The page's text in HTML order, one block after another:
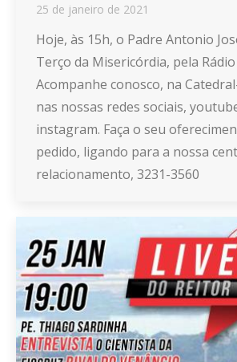
25 de janeiro de 2021
Hoje, às 15h, o Padre Antonio
Terço da Misericórdia, pela
Acompanhe conosco, na
nas nossas redes sociais,
instagram. Faça o seu
pedido, ligando para a nossa
relacionamento, 3231-3560